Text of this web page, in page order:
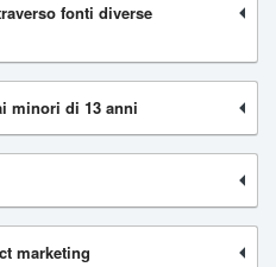
fonti diverse
minori di 13 anni
marketing